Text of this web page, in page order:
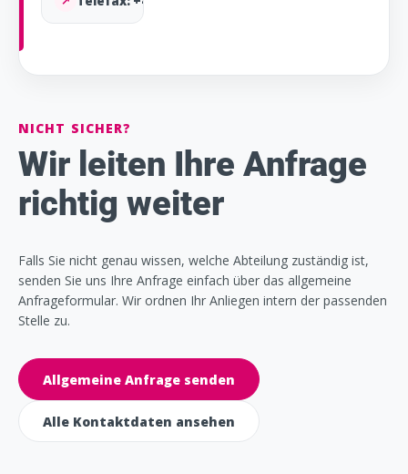
NICHT SICHER?
Wir leiten Ihre Anfrage
richtig weiter
Falls Sie nicht genau wissen, welche Abteilung zuständig ist,
senden Sie uns Ihre Anfrage einfach über das allgemeine
Anfrageformular. Wir ordnen Ihr Anliegen intern der passenden
Stelle zu.
Allgemeine Anfrage senden
Alle Kontaktdaten ansehen